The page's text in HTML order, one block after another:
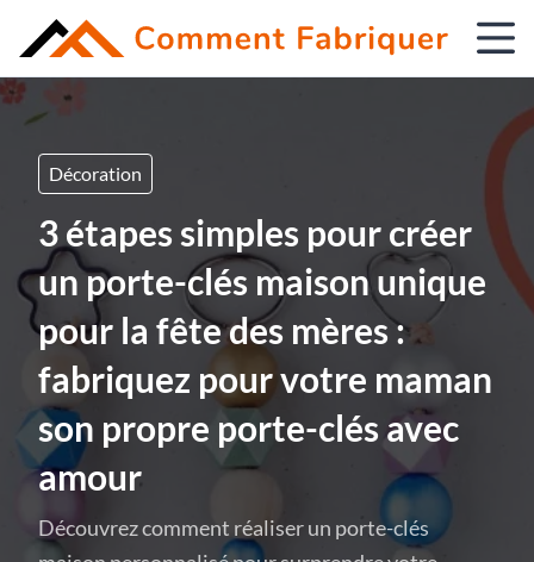
Décoration
3 étapes simples pour créer
un porte-clés maison unique
pour la fête des mères :
fabriquez pour votre maman
son propre porte-clés avec
amour
Découvrez comment réaliser un porte-clés